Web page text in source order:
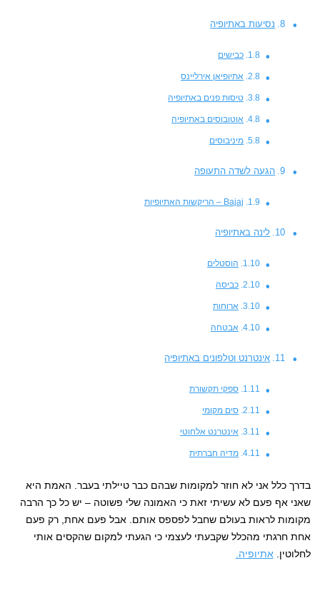
נסיעות באתיופיה
כבישים
אתיופיאן אירליינס
טיסות פנים באתיופיה
אוטובוסים באתיופיה
מיניבוסים
הגעה לשדה התעופה
Bajaj – הריקשות האתיופיות
לינה באתיופיה
הוסטלים
כביסה
ארוחות
אבטחה
אינטרנט וטלפונים באתיופיה
ספקי תקשורת
סים מקומי
אינטרנט אלחוטי
מדיה חברתית
בדרך כלל אני לא חוזר למקומות שבהם כבר טיילתי בעבר. האמת היא
שאני אף פעם לא עשיתי זאת כי האמונה שלי פשוטה – יש כל כך הרבה
מקומות לראות בעולם שחבל לפספס אותם. אבל פעם אחת, רק פעם
אחת חרגתי מהכלל שקבעתי לעצמי כי הגעתי למקום שהקסים אותי
לחלוטין. אתיופיה.